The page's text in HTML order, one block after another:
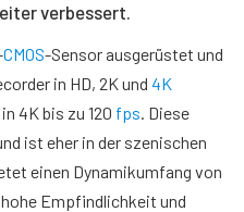
verbessert.
CMOS-Sensor ausgerüstet und
in HD, 2K und 4K
4K bis zu 120 fps. Diese
ist eher in der szenischen
einen Dynamikumfang von
Empfindlichkeit und